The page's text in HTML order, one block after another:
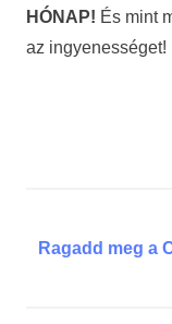
HÓNAP! És mint
az ingyenességet!
Ragadd meg a